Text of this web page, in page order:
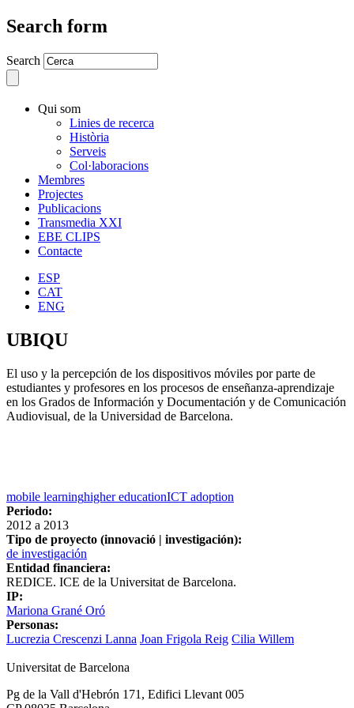
Search form
Search
Qui som
Linies de recerca
Història
Serveis
Col·laboracions
Membres
Projectes
Publicacions
Transmedia XXI
EBE CLIPS
Contacte
ESP
CAT
ENG
UBIQU
El uso y la percepción de los dispositivos móviles por parte de
estudiantes y profesores en los procesos de enseñanza-aprendizaje
en los Grados de Información y Documentación y de Comunicación
Audiovisual, de la Universidad de Barcelona.
mobile learninghigher educationICT adoption
Periodo:
2012 a 2013
Tipo de proyecto (innovació | investigación):
de investigación
Entidad financiera:
REDICE. ICE de la Universitat de Barcelona.
IP:
Mariona Grané Oró
Personas:
Lucrezia Crescenzi Lanna Joan Frigola Reig Cilia Willem
Universitat de Barcelona
Pg de la Vall d'Hebrón 171, Edifici Llevant 005